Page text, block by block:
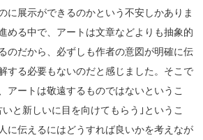
に展示ができるのかという不安しかありま
める中で、アートは文章などよりも抽象的
のだから、必ずしも作者の意図が明確に伝
する必要もないのだと感じました。そこで
アートは敬遠するものではないというこ
と新しいに目を向けてもらう｣というこ
に伝えるにはどうすれば良いかを考えなが